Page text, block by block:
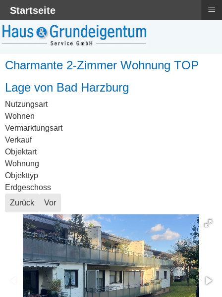
Charmante 2-Zimmer Wohnung TOP
Lage von Bad Harzburg
Nutzungsart
Wohnen
Vermarktungsart
Verkauf
Objektart
Wohnung
Objekttyp
Erdgeschoss
Zurück
Vor
Startseite ≡